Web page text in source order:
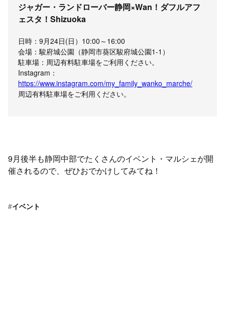
ジャガー・ランドローバー静岡×Wan！ダフルアフ
ェスタ！Shizuoka
日時：9月24日(日）10:00～16:00
会場：駿府城公園（静岡市葵区駿府城公園1-1）
駐車場：周辺有料駐車場をご利用ください。
Instagram：
https://www.instagram.com/my_family_wanko_marche/
周辺有料駐車場をご利用ください。
9月後半も静岡中部でたくさんのイベント・マルシェが開
催されるので、ぜひおでかけしてみてね！
#イベント